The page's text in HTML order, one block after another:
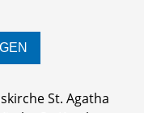
St. Agatha